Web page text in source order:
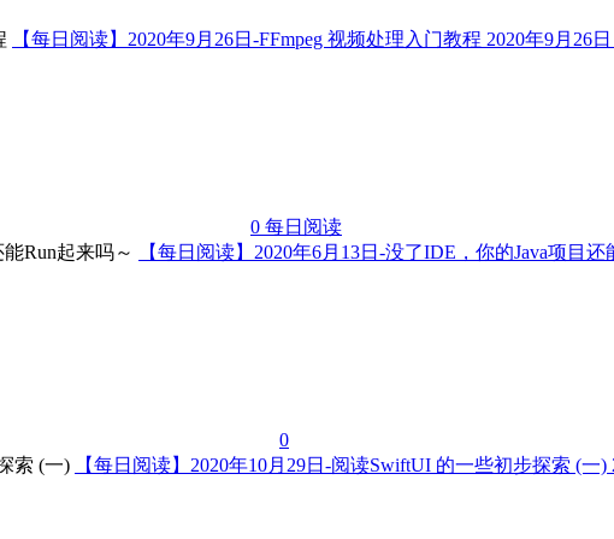
【每日阅读】2020年9月26日-FFmpeg 视频处理入门教程 2020年9月26日
0 每日阅读
【每日阅读】2020年6月13日-没了IDE，你的Java项目还
0
【每日阅读】2020年10月29日-阅读SwiftUI 的一些初步探索 (一)